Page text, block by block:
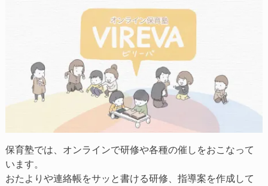
保育塾では、オンラインで研修や各種の催しをおこなって
います。
おたよりや連絡帳をサッと書ける研修、指導案を作成して